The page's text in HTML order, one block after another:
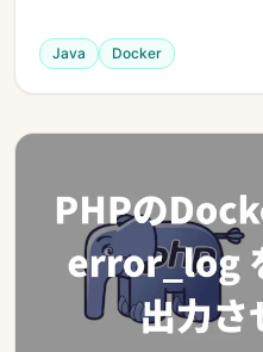
Java Docker